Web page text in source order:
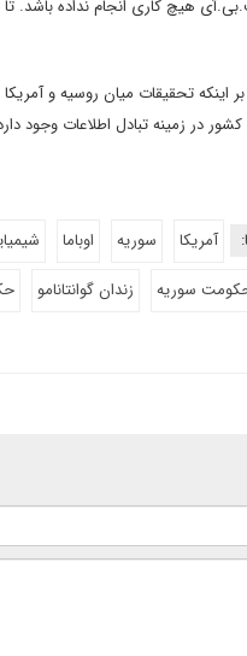
هیچ کاری انجام نداده باشد.
بر اینکه تحقیقات میان روسیه و
در زمینه تبادل اطلاعات وجود
آمریکا سوریه اوباما
سوریه زندان گوانتانامو